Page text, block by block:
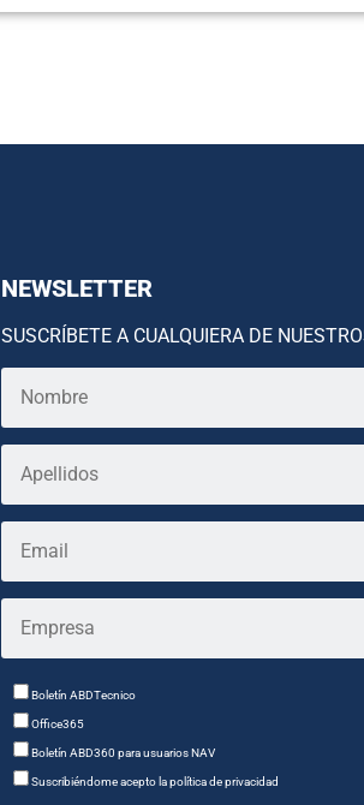
NEWSLETTER
SUSCRÍBETE A CUALQUIERA DE
Boletín ABDTecnico
Office365
Boletín ABD360 para usuarios NAV
Suscribiéndome acepto la política de privacidad